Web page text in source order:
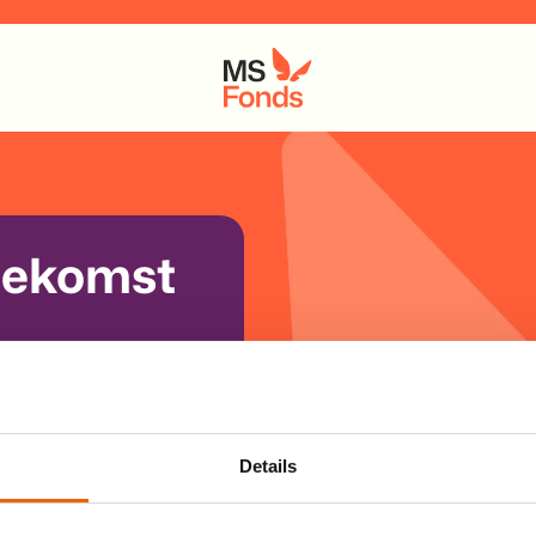
Details
dag krijgt
de
medicijnen
voor MS is